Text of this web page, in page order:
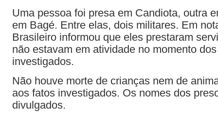
Uma pessoa foi presa em Candiota, outra
em Bagé. Entre elas, dois militares. Em
Brasileiro informou que eles prestaram
não estavam em atividade no momento
investigados.
Não houve morte de crianças nem de
aos fatos investigados. Os nomes dos
divulgados.